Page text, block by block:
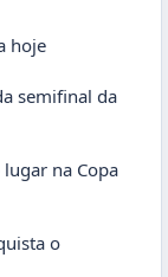
hoje
semifinal da
na Copa
o